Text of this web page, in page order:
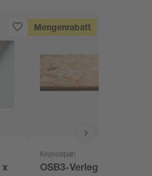
x
Mengenrabatt
Kronospan
OSB3-Verlegeplatte